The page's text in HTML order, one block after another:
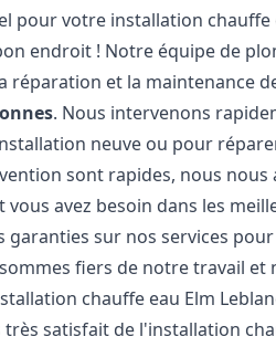
pour votre installation chauffe
endroit ! Notre équipe de
réparation et la maintenance
. Nous intervenons
neuve ou pour
sont rapides, nous nous
avez besoin dans les
sur nos services
fiers de notre travail et
chauffe eau Elm
très satisfait de l'installation